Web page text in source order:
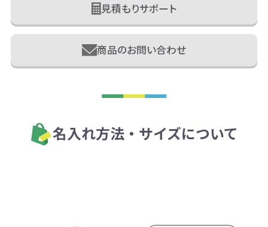
見積もりサポート
商品のお問い合わせ
名入れ方法・サイズについて